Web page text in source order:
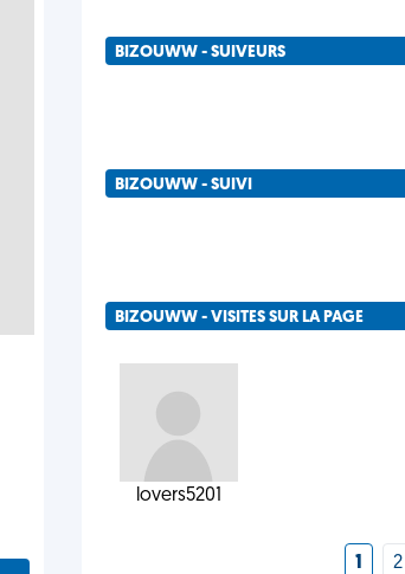
BIZOUWW - SUIVEURS
BIZOUWW - SUIVI
BIZOUWW - VISITES SUR LA PAGE
lovers5201
1 2